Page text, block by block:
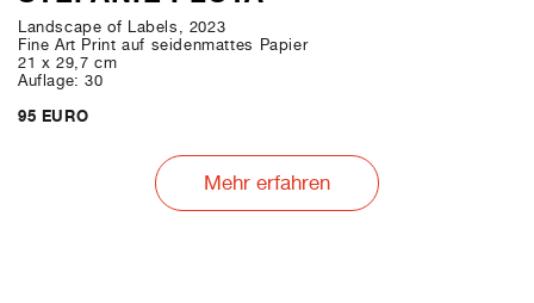
Landscape of Labels, 2023
Fine Art Print auf seidenmattes Papier
21 x 29,7 cm
Auflage: 30
95 EURO
Mehr erfahren